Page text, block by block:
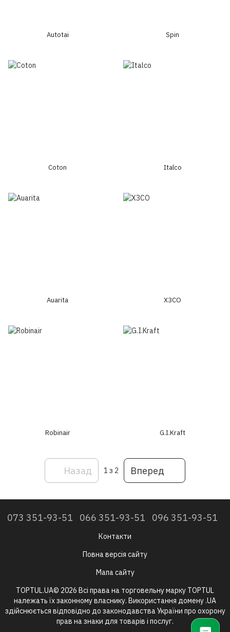
Autotai Spin
Coton Italco
Auarita ХЗСО
Robinair G.I.Kraft
Назад 1 з 2 Вперед
073 351-93-51 066 351-93-51 096 351-93-51
Контакти
Повна версія сайту
Мапа сайту
TOPTUL.UA© 2026 Всі права на торговельну марку TOPTUL
належать їх законному власнику. Використання домену .UA
здійснюється відповідно до законодавства України про охорону
прав на знаки для товарів і послуг.